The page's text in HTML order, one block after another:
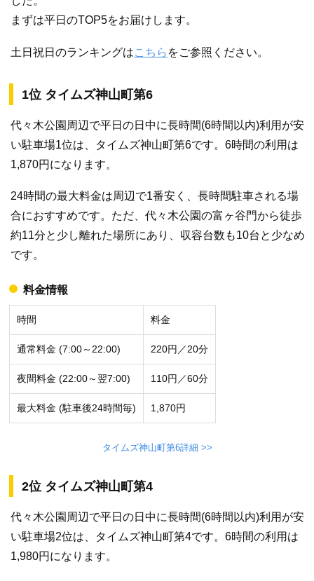
まずは平日のTOP5をお届けします。
土日祝日のランキングはこちら をご参照ください。
1位 タイムズ神山町第6
代々木公園周辺で平日の日中に長時間(6時間以内)利用が安
い駐車場1位は、タイムズ神山町第6です。6時間の利用は
1,870円になります。
24時間の最大料金は周辺で1番安く、長時間駐車される場
合におすすめです。ただ、代々木公園の富ヶ谷門から徒歩
約11分と少し離れた場所にあり、収容台数も10台と少なめ
です。
料金情報
時間 料金
通常料金 (7:00～22:00) 220円／20分
夜間料金 (22:00～翌7:00) 110円／60分
最大料金 (駐車後24時間毎) 1,870円
タイムズ神山町第6詳細 >>
2位 タイムズ神山町第4
代々木公園周辺で平日の日中に長時間(6時間以内)利用が安
い駐車場2位は、タイムズ神山町第4です。6時間の利用は
1,980円になります。